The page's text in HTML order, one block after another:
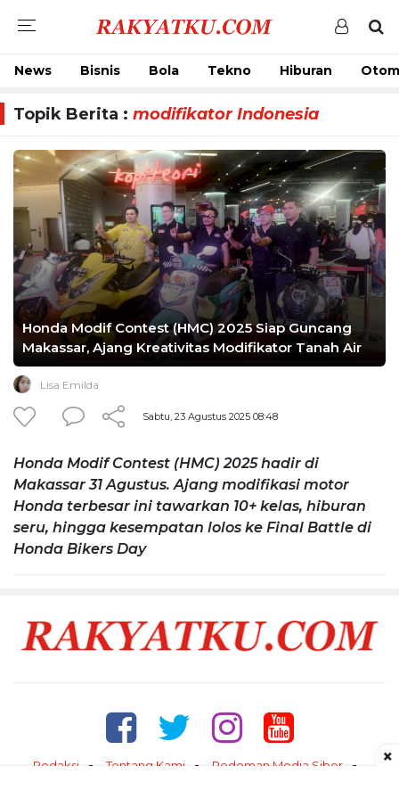
News Bisnis Bola Tekno Hiburan
Topik Berita : modifikator Indonesia
Honda Modif Contest (HMC) 2025 Siap Guncang
Makassar, Ajang Kreativitas Modifikator Tanah Air
Lisa Emilda
Sabtu, 23 Agustus 2025 08:48
Honda Modif Contest (HMC) 2025 hadir di
Makassar 31 Agustus. Ajang modifikasi motor
Honda terbesar ini tawarkan 10+ kelas, hiburan
seru, hingga kesempatan lolos ke Final Battle di
Honda Bikers Day
Redaksi Tentang Kami
Pedoman Media Siber
×